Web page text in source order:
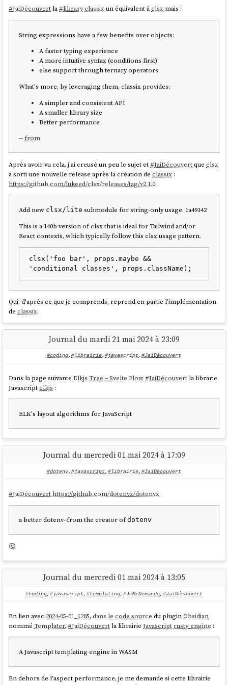
addToCart(product)}>
			    Ajouter au panier
</ div>
Ces deux exemples montrent queZustandest plus élégant et
conditionnent ou modifient plusieurs parties du state simultanément.
le thread SubReddit ReactJS
management?
En rédigeant cette note, j'ai découvertValtioqui semble être une
alternative àMobX . Je prévois d'étudier ces deux librairies dans une
future note.
#JaiDécouvertla #libraryclassixun équivalent àclsx mais :
String expressions have a few benefits over objects:
A faster typing experience
A more intuitive syntax (conditions first)
else support through ternary operators
What's more, by leveraging them, classix provides:
A simpler and consistent API
A smaller library size
Better performance
--from
Après avoir vu cela, j'ai creusé un peu le sujet et #JaiDécouvertqueclsx
a sorti une nouvelle release après la création declassix :
https://github.com/lukeed/clsx/releases/tag/v2.1.0
Add new clsx/lite submodule for string-only usage: 1a49142
This is a 140b version of clsx that is ideal for Tailwind and/or
React contexts, which typically follow this clsx usage pattern.
clsx('foo bar', props.maybe &&
Qui, d'après ce que je comprends, reprend en partie l'implémentation
declassix.
Afin d'éviter un effet debalkanisation, je vais utiliserclsx.
Journal du mardi 21 mai 2024 à 23:09
#coding, #librairie, #javascript, #JaiDécouvert
Dans la page suivanteElkjs Tree – Svelte Flow #JaiDécouvertla librarie
Javascriptelkjs :
ELK's layout algorithms for JavaScript
Journal du mercredi 01 mai 2024 à 17:09
#dotenv, #javascript, #librairie, #JaiDécouvert
#JaiDécouvert https://github.com/dotenvx/dotenvx
a better dotenv–from the creator ofdotenv
🤔.
Journal du mercredi 01 mai 2024 à 13:05
#coding, #javascript, #templating, #JeMeDemande, #JaiDécouvert
En lien avec 2024-05-01_1205,dans le code source du pluginObsidian
nomméTemplater, #JaiDécouvertla librairieJavascript rusty_engine :
A Javascript templating engine in WASM
En dehors de l'aspect performance, je me demande si cette librairie